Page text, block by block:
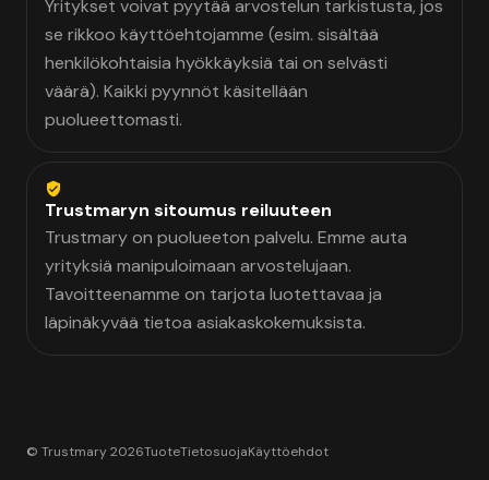
Yritykset voivat pyytää arvostelun tarkistusta, jos
se rikkoo käyttöehtojamme (esim. sisältää
henkilökohtaisia hyökkäyksiä tai on selvästi
väärä). Kaikki pyynnöt käsitellään
puolueettomasti.
Trustmaryn sitoumus reiluuteen
Trustmary on puolueeton palvelu. Emme auta
yrityksiä manipuloimaan arvostelujaan.
Tavoitteenamme on tarjota luotettavaa ja
läpinäkyvää tietoa asiakaskokemuksista.
© Trustmary 2026TuoteTietosuojaKäyttöehdot